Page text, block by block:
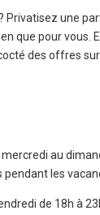
Privatisez une
que pour vous.
des offres
au
les
de 18h à